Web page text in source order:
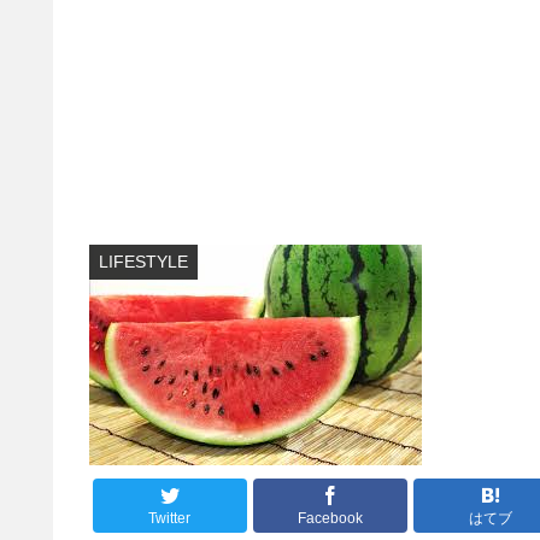
LIFESTYLE
Twitter Facebook はてブ